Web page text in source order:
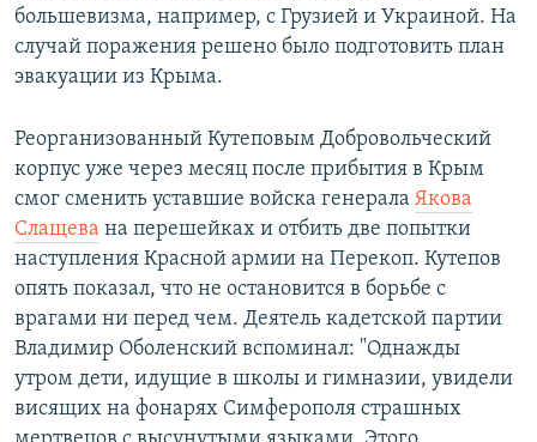
большевизма, например, с Грузией и Украиной. На
случай поражения решено было подготовить план
эвакуации из Крыма.
Реорганизованный Кутеповым Добровольческий
корпус уже через месяц после прибытия в Крым
смог сменить уставшие войска генерала Якова
Слащева на перешейках и отбить две попытки
наступления Красной армии на Перекоп. Кутепов
опять показал, что не остановится в борьбе с
врагами ни перед чем. Деятель кадетской партии
Владимир Оболенский вспоминал: "Однажды
утром дети, идущие в школы и гимназии, увидели
висящих на фонарях Симферополя страшных